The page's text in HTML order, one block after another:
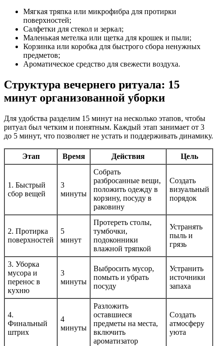
Мягкая тряпка или микрофибра для протирки
поверхностей;
Салфетки для стекол и зеркал;
Маленькая метелка или щетка для крошек и пыли;
Корзинка или коробка для быстрого сбора ненужных
предметов;
Ароматическое средство для свежести воздуха.
Структура вечернего ритуала: 15
минут организованной уборки
Для удобства разделим 15 минут на несколько этапов, чтобы
ритуал был четким и понятным. Каждый этап занимает от 3
до 5 минут, что позволяет не устать и поддерживать динамику.
Этап Время Действия Цель
1. Быстрый
сбор вещей
3
минуты
Собрать
разбросанные вещи,
положить одежду в
корзину, посуду в
раковину
Создать
визуальный
порядок
2. Протирка
поверхностей
5
минут
Протереть столы,
тумбочки,
подоконники
влажной тряпкой
Устранять
пыль и
грязь
3. Уборка
мусора и
перенос в
кухню
3
минуты
Выбросить мусор,
помыть и убрать
посуду
Устранить
источники
запаха
4.
Финальный
штрих
4
минуты
Разложить
оставшиеся
предметы на места,
включить
ароматизатор
Создать
атмосферу
уюта